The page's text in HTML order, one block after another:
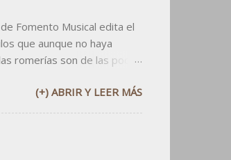
Fomento Musical edita el
que aunque no haya
romerías son de las pocas
dueño: el CFMZ.
(+) ABRIR Y LEER MÁS